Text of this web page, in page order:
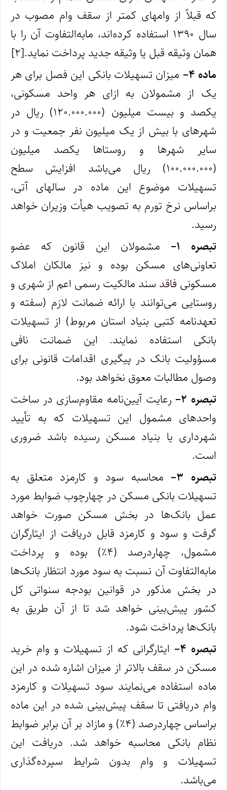
که قبلاً از وامهای کمتر از سقف وام مصوب در
سال ۱۳۹۰ استفاده کرده‌اند، مابه‌التفاوت آن را با
همان وثیقه قبل یا وثیقه جدید پرداخت نماید.[۲]
ماده ۴– میزان تسهیلات بانکی این فصل برای هر
یک از مشمولان به ازای هر واحد مسکونی،
یکصد و بیست میلیون (۱۲۰.۰۰۰.۰۰۰) ریال در
شهرهای با بیش از یک میلیون نفر جمعیت و در
سایر شهرها و روستاها یکصد میلیون
(۱۰۰.۰۰۰.۰۰۰) ریال می‌باشد افزایش سطح
تسهیلات موضوع این ماده در سالهای آتی،
براساس نرخ تورم به تصویب هیأت وزیران خواهد
رسید.
تبصره ۱– مشمولان این قانون که عضو
تعاونی‌های مسکن بوده و نیز مالکان املاک
مسکونی فاقد سند مالکیت رسمی اعم از شهری و
روستایی می‌توانند با ارائه ضمانت لازم (سفته و
تعهدنامه کتبی بنیاد استان مربوط) از تسهیلات
بانکی استفاده نمایند. این ضمانت نافی
مسؤولیت بانک در پیگیری اقدامات قانونی برای
وصول مطالبات معوق نخواهد بود.
تبصره ۲–رعایت آیین‌نامه مقاوم‌سازی در ساخت
واحدهای مشمول این تسهیلات که به تأیید
شهرداری یا بنیاد مسکن رسیده باشد ضروری
است.
تبصره ۳–محاسبه سود و کارمزد متعلق به
تسهیلات بانکی مسکن در چهارچوب ضوابط مورد
عمل بانک‌ها در بخش مسکن صورت خواهد
گرفت و سود و کارمزد قابل دریافت از ایثارگران
مشمول، چهاردرصد (۴٪) بوده و پرداخت
مابه‌التفاوت آن نسبت به سود مورد انتظار بانک‌ها
در بخش مذکور در قوانین بودجه سنواتی کل
کشور پیش‌بینی خواهد شد تا از آن طریق به
بانک‌ها پرداخت شود.
تبصره ۴– ایثارگرانی که از تسهیلات و وام خرید
مسکن در سقف بالاتر از میزان اشاره شده در این
ماده استفاده می‌نمایند سود تسهیلات و کارمزد
وام دریافتی تا سقف پیش‌بینی شده در این ماده
براساس چهاردرصد (۴٪) و مازاد بر آن برابر ضوابط
نظام بانکی محاسبه خواهد شد. دریافت این
تسهیلات و وام بدون شرایط سپرده‌گذاری
می‌باشد.